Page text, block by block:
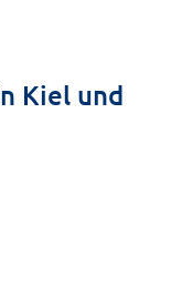
Kiel und